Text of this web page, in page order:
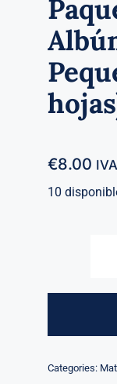
€8.00
10
Categories: